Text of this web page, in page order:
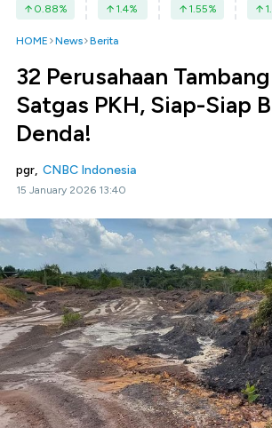
0.88% 1.4% 1.55%
HOME News Berita
32 Perusahaan
Satgas PKH, Siap-Siap
Denda!
pgr, CNBC Indonesia
15 January 2026 13:40